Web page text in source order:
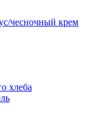
чесночный крем
хлеба